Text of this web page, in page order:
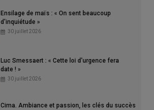
Ensilage de maïs : « On sent beaucoup
d'inquiétude »
30 juillet 2026
Luc Smessaert : « Cette loi d'urgence fera
date ! »
30 juillet 2026
Cima. Ambiance et passion, les clés du succès